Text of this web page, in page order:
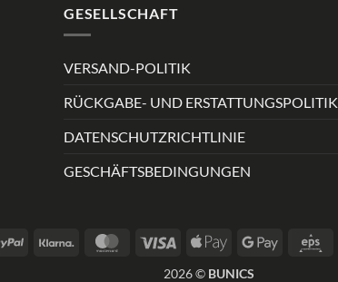
GESELLSCHAFT
VERSAND-POLITIK
RÜCKGABE- UND ERSTATTUNGSPOLITIK
DATENSCHUTZRICHTLINIE
GESCHÄFTSBEDINGUNGEN
PayPal Klarna MasterCardVisa
Apple
Google
2026 © BUNICS